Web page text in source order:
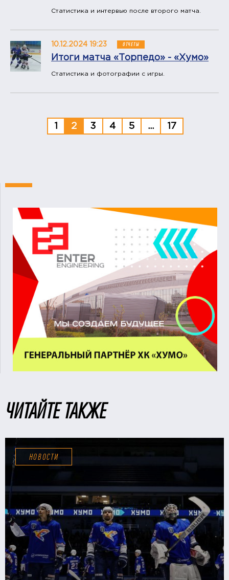
Статистика и интервью после второго матча.
10.12.2024 19:23 ОТЧЕТЫ
Итоги матча «Торпедо» - «Хумо»
Статистика и фотографии с игры.
1 2 3 4 5 ... 17
ЧИТАЙТЕ ТАКЖЕ
НОВОСТИ